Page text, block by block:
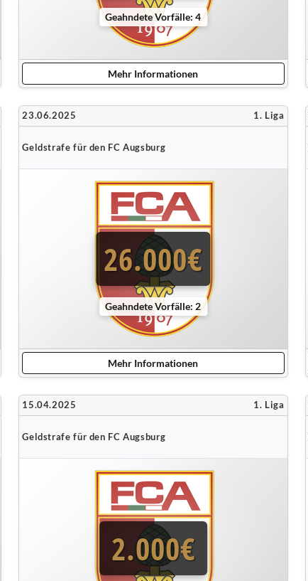
Geahndete Vorfälle: 4
Mehr Informationen
23.06.2025 1. Liga
Geldstrafe für den FC Augsburg
26.000€
Geahndete Vorfälle: 2
Mehr Informationen
15.04.2025 1. Liga
Geldstrafe für den FC Augsburg
2.000€